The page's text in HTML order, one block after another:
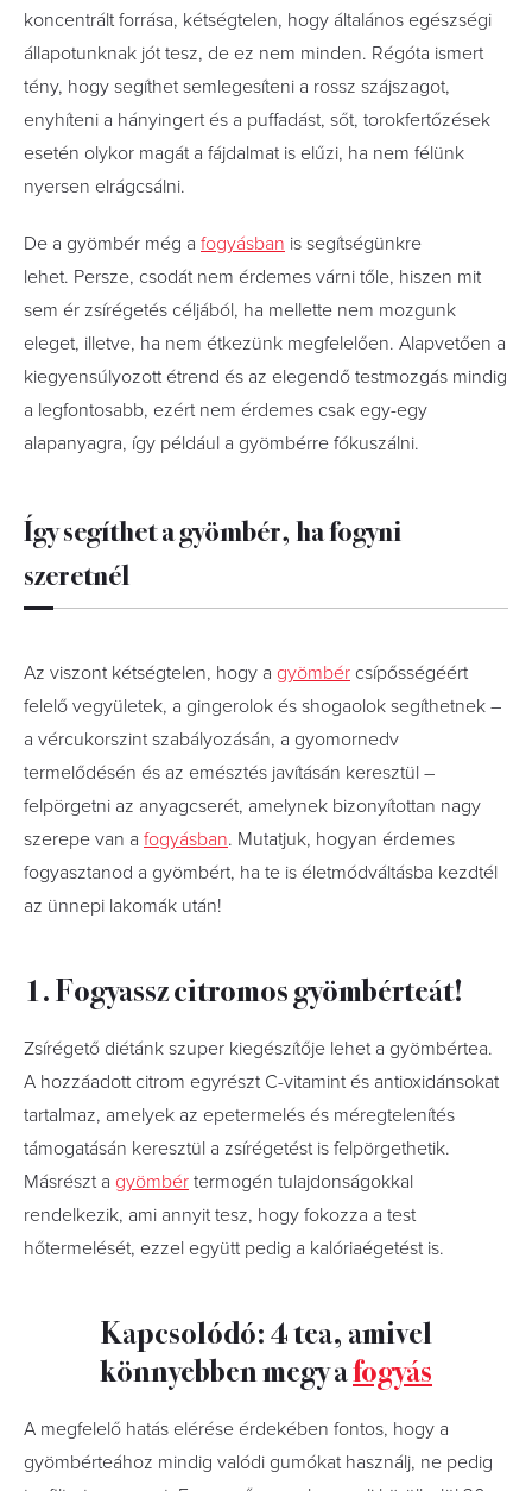
koncentrált forrása, kétségtelen, hogy általános egészségi
állapotunknak jót tesz, de ez nem minden. Régóta ismert
tény, hogy segíthet semlegesíteni a rossz szájszagot,
enyhíteni a hányingert és a puffadást, sőt, torokfertőzések
esetén olykor magát a fájdalmat is elűzi, ha nem félünk
nyersen elrágcsálni.
De a gyömbér még a fogyásban is segítségünkre
lehet. Persze, csodát nem érdemes várni tőle, hiszen mit
sem ér zsírégetés céljából, ha mellette nem mozgunk
eleget, illetve, ha nem étkezünk megfelelően. Alapvetően a
kiegyensúlyozott étrend és az elegendő testmozgás mindig
a legfontosabb, ezért nem érdemes csak egy-egy
alapanyagra, így például a gyömbérre fókuszálni.
Így segíthet a gyömbér, ha fogyni
szeretnél
Az viszont kétségtelen, hogy a gyömbér csípősségéért
felelő vegyületek, a gingerolok és shogaolok segíthetnek –
a vércukorszint szabályozásán, a gyomornedv
termelődésén és az emésztés javításán keresztül –
felpörgetni az anyagcserét, amelynek bizonyítottan nagy
szerepe van a fogyásban. Mutatjuk, hogyan érdemes
fogyasztanod a gyömbért, ha te is életmódváltásba kezdtél
az ünnepi lakomák után!
1. Fogyassz citromos gyömbérteát!
Zsírégető diétánk szuper kiegészítője lehet a gyömbértea.
A hozzáadott citrom egyrészt C-vitamint és antioxidánsokat
tartalmaz, amelyek az epetermelés és méregtelenítés
támogatásán keresztül a zsírégetést is felpörgethetik.
Másrészt a gyömbér termogén tulajdonságokkal
rendelkezik, ami annyit tesz, hogy fokozza a test
hőtermelését, ezzel együtt pedig a kalóriaégetést is.
Kapcsolódó: 4 tea, amivel
könnyebben megy afogyás
A megfelelő hatás elérése érdekében fontos, hogy a
gyömbérteához mindig valódi gumókat használj, ne pedig